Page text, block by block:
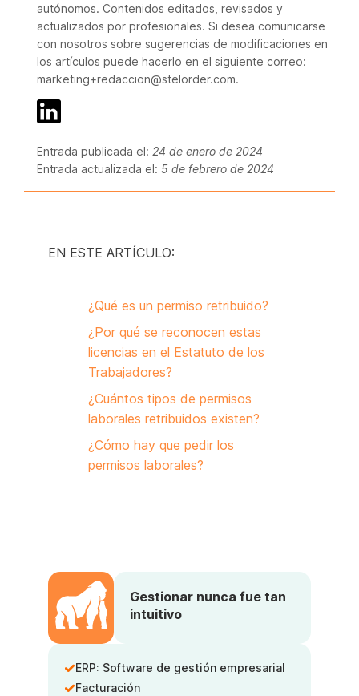
autónomos. Contenidos editados, revisados y
actualizados por profesionales. Si desea comunicarse
con nosotros sobre sugerencias de modificaciones en
los artículos puede hacerlo en el siguiente correo:
marketing+redaccion@stelorder.com.
Entrada publicada el: 24 de enero de 2024
Entrada actualizada el: 5 de febrero de 2024
EN ESTE ARTÍCULO:
¿Qué es un permiso retribuido?
¿Por qué se reconocen estas
licencias en el Estatuto de los
Trabajadores?
¿Cuántos tipos de permisos
laborales retribuidos existen?
¿Cómo hay que pedir los
permisos laborales?
Gestionar nunca fue tan
intuitivo
ERP: Software de gestión empresarial
Facturación